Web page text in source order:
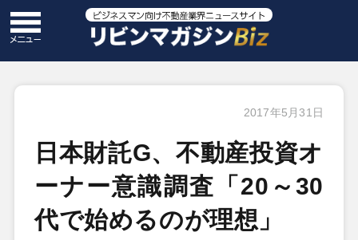
2017年5月31日
日本財託G、不動産投資オ
ーナー意識調査「20～30
代で始めるのが理想」